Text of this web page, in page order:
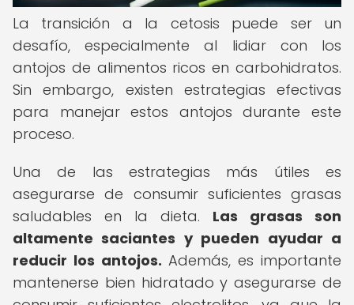
La transición a la cetosis puede ser un
desafío, especialmente al lidiar con los
antojos de alimentos ricos en carbohidratos.
Sin embargo, existen estrategias efectivas
para manejar estos antojos durante este
proceso.
Una de las estrategias más útiles es
asegurarse de consumir suficientes grasas
saludables en la dieta. Las grasas son
altamente saciantes y pueden ayudar a
reducir los antojos. Además, es importante
mantenerse bien hidratado y asegurarse de